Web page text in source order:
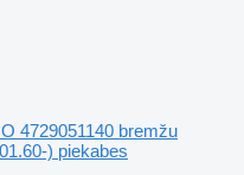
4729051140 bremžu
) piekabes